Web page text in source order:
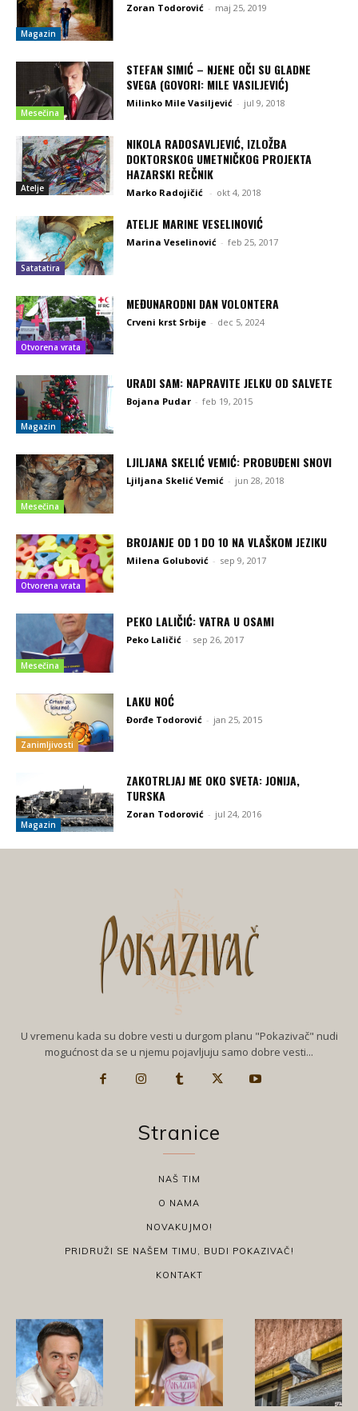
Magazin
Zoran Todorović - maj 25, 2019
Mesečina
STEFAN SIMIĆ – NJENE OČI SU GLADNE
SVEGA (GOVORI: MILE VASILJEVIĆ)
Milinko Mile Vasiljević - jul 9, 2018
Atelje
NIKOLA RADOSAVLJEVIĆ, IZLOŽBA
DOKTORSKOG UMETNIČKOG PROJEKTA
HAZARSKI REČNIK
Marko Radojičić - okt 4, 2018
Satatatira
ATELJE MARINE VESELINOVIĆ
Marina Veselinović - feb 25, 2017
Otvorena vrata
MEĐUNARODNI DAN VOLONTERA
Crveni krst Srbije - dec 5, 2024
Magazin
URADI SAM: NAPRAVITE JELKU OD SALVETE
Bojana Pudar - feb 19, 2015
Mesečina
LJILJANA SKELIĆ VEMIĆ: PROBUĐENI SNOVI
Ljiljana Skelić Vemić - jun 28, 2018
Otvorena vrata
BROJANJE OD 1 DO 10 NA VLAŠKOM JEZIKU
Milena Golubović - sep 9, 2017
Mesečina
PEKO LALIČIĆ: VATRA U OSAMI
Peko Laličić - sep 26, 2017
Zanimljivosti
LAKU NOĆ
Đorđe Todorović - jan 25, 2015
Magazin
ZAKOTRLJAJ ME OKO SVETA: JONIJA,
TURSKA
Zoran Todorović - jul 24, 2016
U vremenu kada su dobre vesti u durgom planu "Pokazivač" nudi
mogućnost da se u njemu pojavljuju samo dobre vesti...
Stranice
NAŠ TIM
O NAMA
NOVAKUJMO!
PRIDRUŽI SE NAŠEM TIMU, BUDI POKAZIVAČ!
KONTAKT